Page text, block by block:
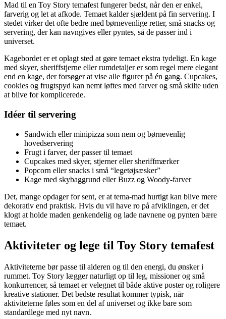
Mad til en Toy Story temafest fungerer bedst, når den er enkel,
farverig og let at afkode. Temaet kalder sjældent på fin servering. I
stedet virker det ofte bedre med børnevenlige retter, små snacks og
servering, der kan navngives eller pyntes, så de passer ind i
universet.
Kagebordet er et oplagt sted at gøre temaet ekstra tydeligt. En kage
med skyer, sheriffstjerne eller rumdetaljer er som regel mere elegant
end en kage, der forsøger at vise alle figurer på én gang. Cupcakes,
cookies og frugtspyd kan nemt løftes med farver og små skilte uden
at blive for komplicerede.
Idéer til servering
Sandwich eller minipizza som nem og børnevenlig
hovedservering
Frugt i farver, der passer til temaet
Cupcakes med skyer, stjerner eller sheriffmærker
Popcorn eller snacks i små “legetøjsæsker”
Kage med skybaggrund eller Buzz og Woody-farver
Det, mange opdager for sent, er at tema-mad hurtigt kan blive mere
dekorativ end praktisk. Hvis du vil have ro på afviklingen, er det
klogt at holde maden genkendelig og lade navnene og pynten bære
temaet.
Aktiviteter og lege til Toy Story temafest
Aktiviteterne bør passe til alderen og til den energi, du ønsker i
rummet. Toy Story lægger naturligt op til leg, missioner og små
konkurrencer, så temaet er velegnet til både aktive poster og roligere
kreative stationer. Det bedste resultat kommer typisk, når
aktiviteterne føles som en del af universet og ikke bare som
standardlege med nyt navn.